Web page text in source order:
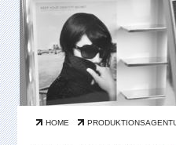
Navigation
HOME